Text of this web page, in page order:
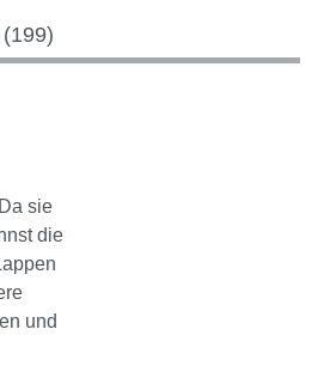
Bewertung von 4.76 von 5
(199)
sie
die
und